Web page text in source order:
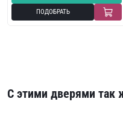
ПОДОБРАТЬ
С этими дверями так